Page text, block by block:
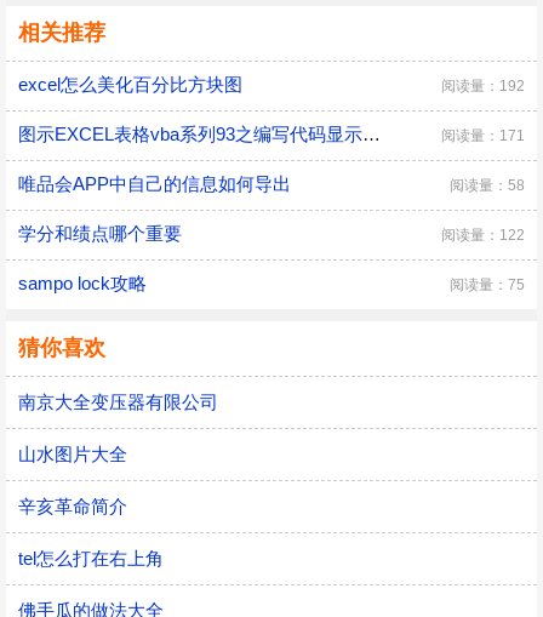
相关推荐
excel怎么美化百分比方块图 阅读量：192
图示EXCEL表格vba系列93之编写代码显示等号= 阅读量：171
唯品会APP中自己的信息如何导出 阅读量：58
学分和绩点哪个重要 阅读量：122
sampo lock攻略 阅读量：75
猜你喜欢
南京大全变压器有限公司
山水图片大全
辛亥革命简介
tel怎么打在右上角
佛手瓜的做法大全